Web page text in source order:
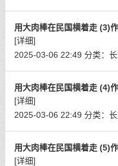
用大肉棒在民国横着走 (3)
[详细]
2025-03-06 22:49 分类：
用大肉棒在民国横着走 (4)
[详细]
2025-03-06 22:49 分类：
用大肉棒在民国横着走 (5)
[详细]